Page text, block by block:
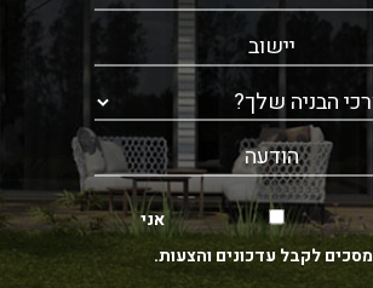
אני
מסכים לקבל עדכונים והצעות.